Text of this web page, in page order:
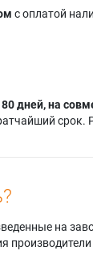
с оплатой
дней, на
срок.
на